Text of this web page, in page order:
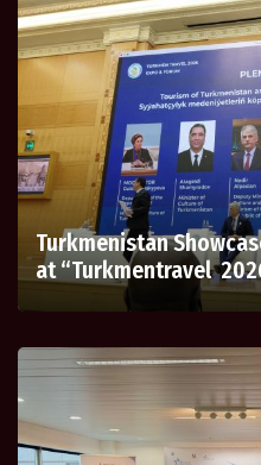
Turkmenistan
at “Turkmentravel